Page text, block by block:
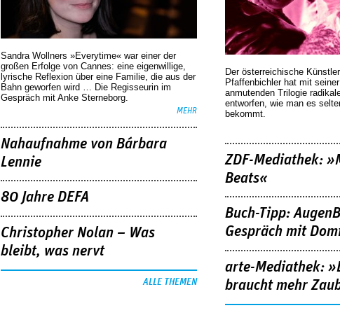
Sandra Wollners »Everytime« war einer der
großen Erfolge von Cannes: eine eigenwillige,
lyrische Reflexion über eine ­Familie, die aus der
Bahn geworfen wird … Die Regisseurin im
Gespräch mit Anke Sterneborg.
MEHR
Nahaufnahme von Bárbara
Lennie
80 Jahre DEFA
Christopher Nolan – Was
bleibt, was nervt
ALLE THEMEN
Der österreichische
Pfaffenbichler hat mit
anmutenden Trilogie
entworfen, wie man es
bekommt.
ZDF-Mediathek:
Beats«
Buch-Tipp:
Gespräch mit
arte-Mediathek:
braucht mehr